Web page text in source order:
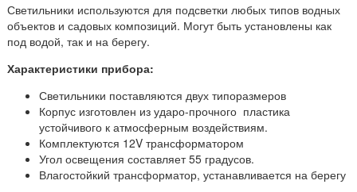
Светильники используются для подсветки любых типов водных
объектов и садовых композиций. Могут быть установлены как
под водой, так и на берегу.
Характеристики прибора:
Светильники поставляются двух типоразмеров
Корпус изготовлен из ударо-прочного пластика
устойчивого к атмосферным воздействиям.
Комплектуются 12V трансформатором
Угол освещения составляет 55 градусов.
Влагостойкий трансформатор, устанавливается на берегу